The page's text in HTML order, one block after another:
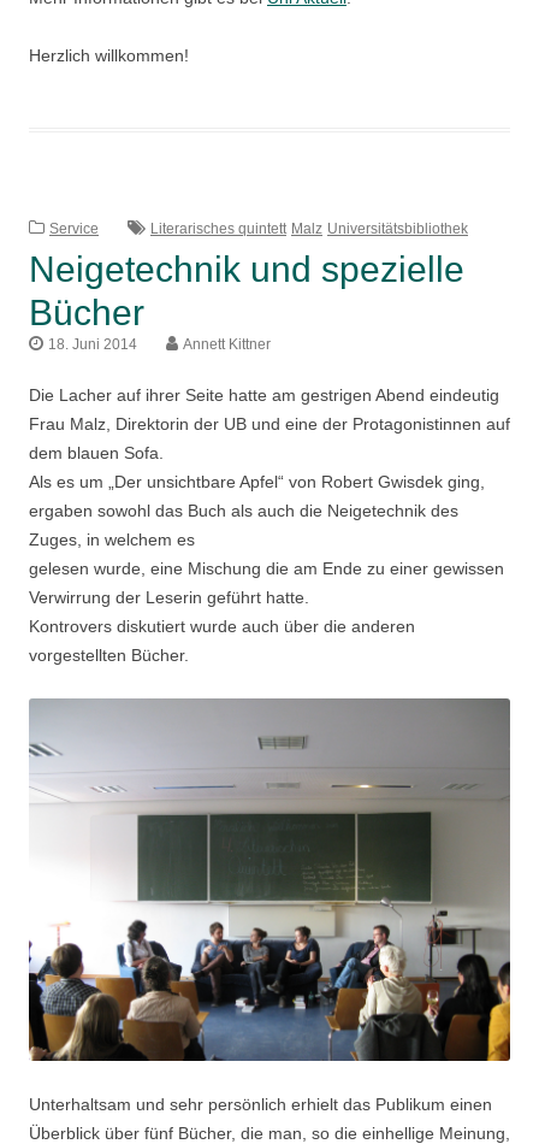
Herzlich willkommen!
Service Literarisches quintett Malz Universitätsbibliothek
Neigetechnik und spezielle
Bücher
18. Juni 2014 Annett Kittner
Die Lacher auf ihrer Seite hatte am gestrigen Abend eindeutig
Frau Malz, Direktorin der UB und eine der Protagonistinnen auf
dem blauen Sofa.
Als es um „Der unsichtbare Apfel“ von Robert Gwisdek ging,
ergaben sowohl das Buch als auch die Neigetechnik des
Zuges, in welchem es
gelesen wurde, eine Mischung die am Ende zu einer gewissen
Verwirrung der Leserin geführt hatte.
Kontrovers diskutiert wurde auch über die anderen
vorgestellten Bücher.
Unterhaltsam und sehr persönlich erhielt das Publikum einen
Überblick über fünf Bücher, die man, so die einhellige Meinung,